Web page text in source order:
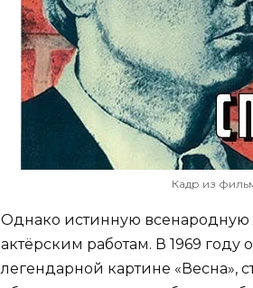
Кадр из
Однако истинную всенародную
актёрским работам. В 1969
легендарной картине «Весна»,